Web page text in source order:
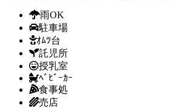
雨OK
駐車場
ｵﾑﾂ台
託児所
授乳室
ﾍﾞﾋﾞｰｶｰ
食事処
売店